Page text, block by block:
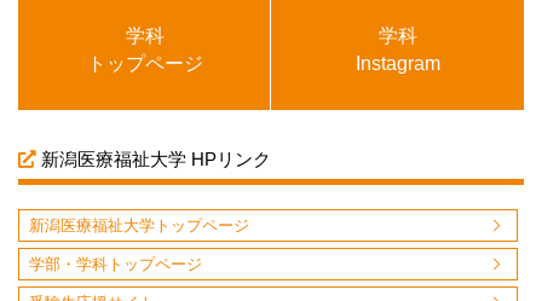
学科
トップページ
学科
Instagram
新潟医療福祉大学 HPリンク
新潟医療福祉大学トップページ
学部・学科トップページ